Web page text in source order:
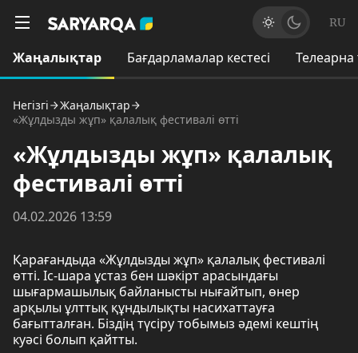
RU
Жаңалықтар Бағдарламалар кестесі
Негізгі
Жаңалықтар
«Жұлдызды жұп» қалалық фестивалі өтті
«Жұлдызды жұп» қалалық
фестивалі өтті
04.02.2026 13:59
Қарағандыда «Жұлдызды жұп» қалалық фестивалі
өтті. Іс-шара ұстаз бен шәкірт арасындағы
шығармашылық байланысты нығайтып, өнер
арқылы ұлттық құндылықты насихаттауға
бағытталған. Біздің түсіру тобымыз әдемі кештің
куәсі болып қайтты.